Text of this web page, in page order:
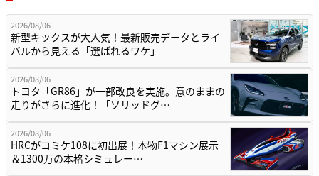
2026/08/06
新型キックスが大人気！最新販売データとライ
バルから見える「選ばれるワケ」
2026/08/06
トヨタ「GR86」が一部改良を実施。意のままの
走りがさらに進化！「ソリッドグ…
2026/08/06
HRCがコミケ108に初出展！本物F1マシン展示
＆1300万の本格シミュレー…